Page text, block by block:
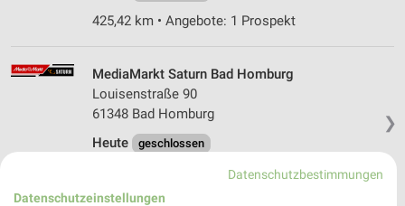
425,42 km • Angebote: 1 Prospekt
❯
MediaMarkt Saturn Bad Homburg
Louisenstraße 90
61348 Bad Homburg
Heute
geschlossen
418,63 km • Angebote: 1 ProspektDatenschutzbestimmungen
Datenschutzeinstellungen